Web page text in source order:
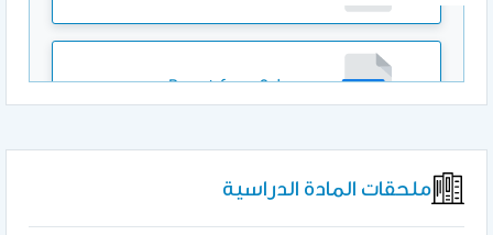
Report_form_2.docx
ملحقات المادة الدراسية